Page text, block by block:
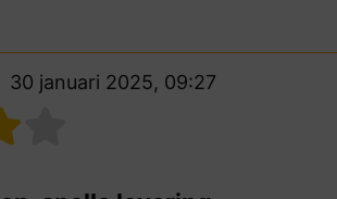
30 januari 2025, 09:27